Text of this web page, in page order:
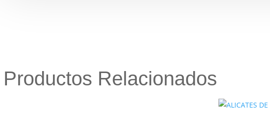
Productos Relacionados